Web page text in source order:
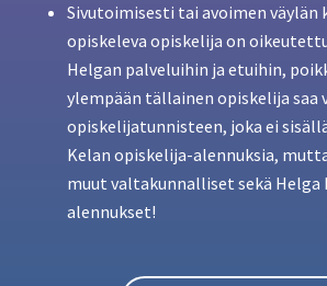
Sivutoimisesti tai avoimen väylän
opiskeleva opiskelija on
Helgan palveluihin ja etuihin,
ylempään tällainen opiskelija saa
opiskelijatunnisteen, joka ei
Kelan opiskelija-alennuksia,
muut valtakunnalliset sekä Helga
alennukset!